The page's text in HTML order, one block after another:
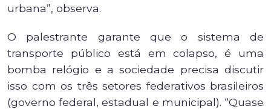
urbana”, observa.
O palestrante garante que o sistema de
transporte público está em colapso, é uma
bomba relógio e a sociedade precisa discutir
isso com os três setores federativos brasileiros
(governo federal, estadual e municipal). “Quase